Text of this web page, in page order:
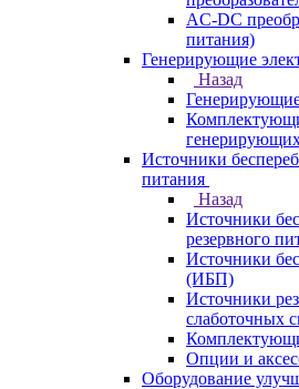
AC-DC
питания)
Генерирующие
Назад
Генерирующие
генерирующих
Источники
питания
Назад
Источники
резервного
Источники
(ИБП)
Источники
слаботочных
Опции и
Оборудование